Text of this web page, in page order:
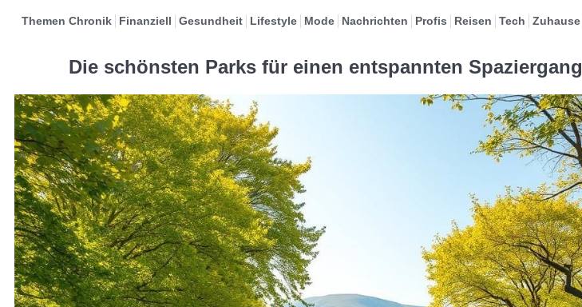
Themen Chronik Finanziell Gesundheit Lifestyle Mode Nachrichten Profis Reisen Tech Zuhause
Die schönsten Parks für einen entspannten Spaziergang